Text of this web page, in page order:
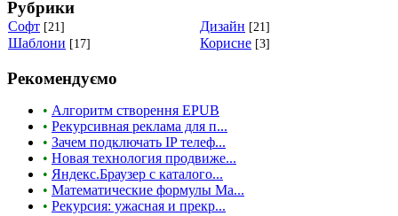
Рубрики
Cофт [21] Дизайн [21]
Шаблони [17] Корисне [3]
Рекомендуємо
• Алгоритм створення EPUB
• Рекурсивная реклама для п...
• Зачем подключать IP телеф...
• Новая технология продвиже...
• Яндекс.Браузер с каталого...
• Математические формулы Ma...
• Рекурсия: ужасная и прекр...